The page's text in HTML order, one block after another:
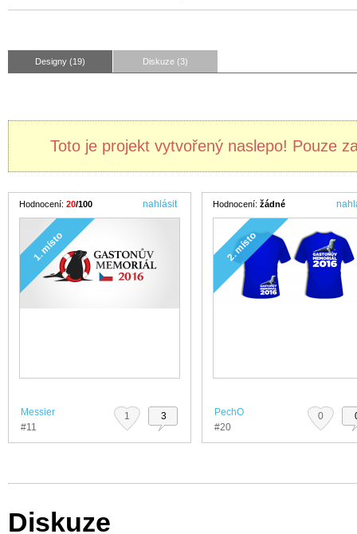
Designy (19) Diskuze (3)
Toto je projekt vytvořený naslepo! Pouze
Hodnocení: 20/100 nahlásit
1. místo
3
1
Messier
#11
Hodnocení: žádné
2. místo
0
PechO
#20
Diskuze